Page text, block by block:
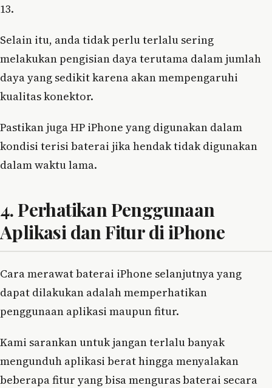
13.
Selain itu, anda tidak perlu terlalu sering
melakukan pengisian daya terutama dalam jumlah
daya yang sedikit karena akan mempengaruhi
kualitas konektor.
Pastikan juga HP iPhone yang digunakan dalam
kondisi terisi baterai jika hendak tidak digunakan
dalam waktu lama.
4. Perhatikan Penggunaan
Aplikasi dan Fitur di iPhone
Cara merawat baterai iPhone selanjutnya yang
dapat dilakukan adalah memperhatikan
penggunaan aplikasi maupun fitur.
Kami sarankan untuk jangan terlalu banyak
mengunduh aplikasi berat hingga menyalakan
beberapa fitur yang bisa menguras baterai secara